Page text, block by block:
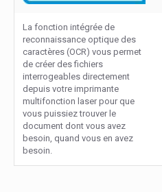
La fonction intégrée de
reconnaissance optique des
caractères (OCR) vous permet
de créer des fichiers
interrogeables directement
depuis votre imprimante
multifonction laser pour que
vous puissiez trouver le
document dont vous avez
besoin, quand vous en avez
besoin.